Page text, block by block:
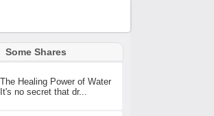
Some Shares
The Healing Power of Water
It's no secret that dr...